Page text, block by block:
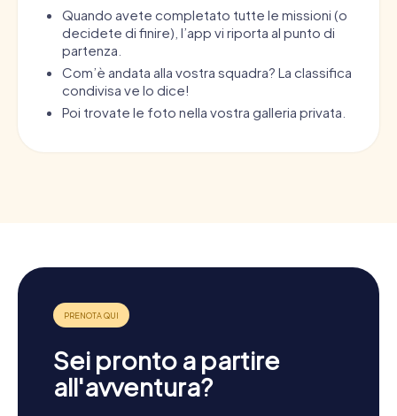
Quando avete completato tutte le missioni (o
decidete di finire), l’app vi riporta al punto di
partenza.
Com’è andata alla vostra squadra? La classifica
condivisa ve lo dice!
Poi trovate le foto nella vostra galleria privata.
Sei pronto a partire
all'avventura?